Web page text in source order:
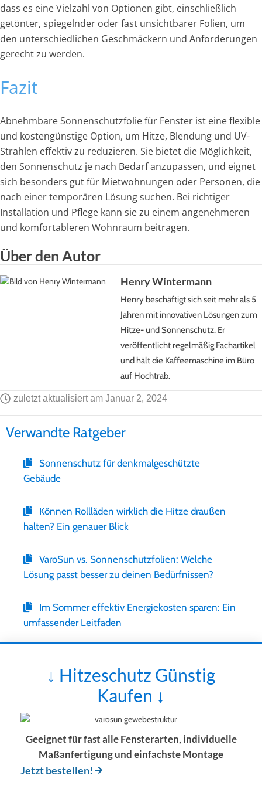
dass es eine Vielzahl von Optionen gibt, einschließlich
getönter, spiegelnder oder fast unsichtbarer Folien, um
den unterschiedlichen Geschmäckern und Anforderungen
gerecht zu werden.
Fazit
Abnehmbare Sonnenschutzfolie für Fenster ist eine flexible
und kostengünstige Option, um Hitze, Blendung und UV-
Strahlen effektiv zu reduzieren. Sie bietet die Möglichkeit,
den Sonnenschutz je nach Bedarf anzupassen, und eignet
sich besonders gut für Mietwohnungen oder Personen, die
nach einer temporären Lösung suchen. Bei richtiger
Installation und Pflege kann sie zu einem angenehmeren
und komfortableren Wohnraum beitragen.
Über den Autor
Henry Wintermann
Henry beschäftigt sich seit mehr als 5
Jahren mit innovativen Lösungen zum
Hitze- und Sonnenschutz. Er
veröffentlicht regelmäßig Fachartikel
und hält die Kaffeemaschine im Büro
auf Hochtrab.
zuletzt aktualisiert am Januar 2, 2024
Verwandte Ratgeber
Sonnenschutz für denkmalgeschützte
Gebäude
Können Rollläden wirklich die Hitze draußen
halten? Ein genauer Blick
VaroSun vs. Sonnenschutzfolien: Welche
Lösung passt besser zu deinen Bedürfnissen?
Im Sommer effektiv Energiekosten sparen: Ein
umfassender Leitfaden
↓ Hitzeschutz Günstig
Kaufen ↓
Geeignet für fast alle Fensterarten, individuelle
Maßanfertigung und einfachste Montage
Jetzt bestellen!